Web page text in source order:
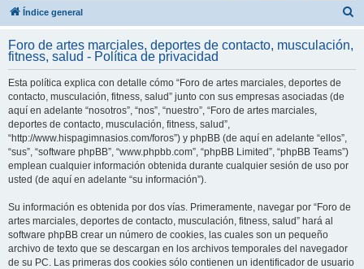
Índice general
c
Foro de artes marciales, deportes de contacto, musculación,
fitness, salud - Política de privacidad
Esta política explica con detalle cómo “Foro de artes marciales, deportes de
contacto, musculación, fitness, salud” junto con sus empresas asociadas (de
aquí en adelante “nosotros”, “nos”, “nuestro”, “Foro de artes marciales,
deportes de contacto, musculación, fitness, salud”,
“http://www.hispagimnasios.com/foros”) y phpBB (de aquí en adelante “ellos”,
“sus”, “software phpBB”, “www.phpbb.com”, “phpBB Limited”, “phpBB Teams”)
emplean cualquier información obtenida durante cualquier sesión de uso por
usted (de aquí en adelante “su información”).
Su información es obtenida por dos vías. Primeramente, navegar por “Foro de
artes marciales, deportes de contacto, musculación, fitness, salud” hará al
software phpBB crear un número de cookies, las cuales son un pequeño
archivo de texto que se descargan en los archivos temporales del navegador
de su PC. Las primeras dos cookies sólo contienen un identificador de usuario